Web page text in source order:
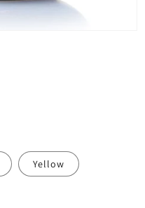
Yellow